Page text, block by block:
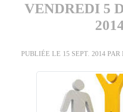
VENDREDI 5
PUBLIÉE LE 15 SEPT. 2014PAR